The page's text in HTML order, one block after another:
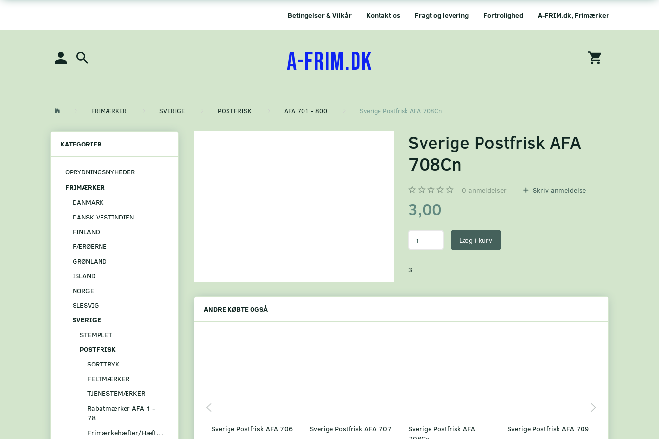
A-FRIM.dk, Frimærker
Fortrolighed
Fragt og levering
Kontakt os
Betingelser & Vilkår
A-FRIM.DK
FRIMÆRKER SVERIGE POSTFRISK AFA 701 - 800 Sverige Postfrisk AFA 708Cn
KATEGORIER
OPRYDNINGSNYHEDER
FRIMÆRKER
DANMARK
DANSK VESTINDIEN
FINLAND
FÆRØERNE
GRØNLAND
ISLAND
NORGE
SLESVIG
SVERIGE
STEMPLET
POSTFRISK
SORTTRYK
FELTMÆRKER
TJENESTEMÆRKER
Rabatmærker AFA 1 -
78
Frimærkehæfter/Hæftesammentryk
Sverige Postfrisk AFA
708Cn
0 anmeldelser Skriv anmeldelse
3,00
Læg i kurv
3
ANDRE KØBTE OGSÅ
Sverige Postfrisk AFA 706 Sverige Postfrisk AFA 707
Sverige Postfrisk AFA
Sverige Postfrisk AFA 709